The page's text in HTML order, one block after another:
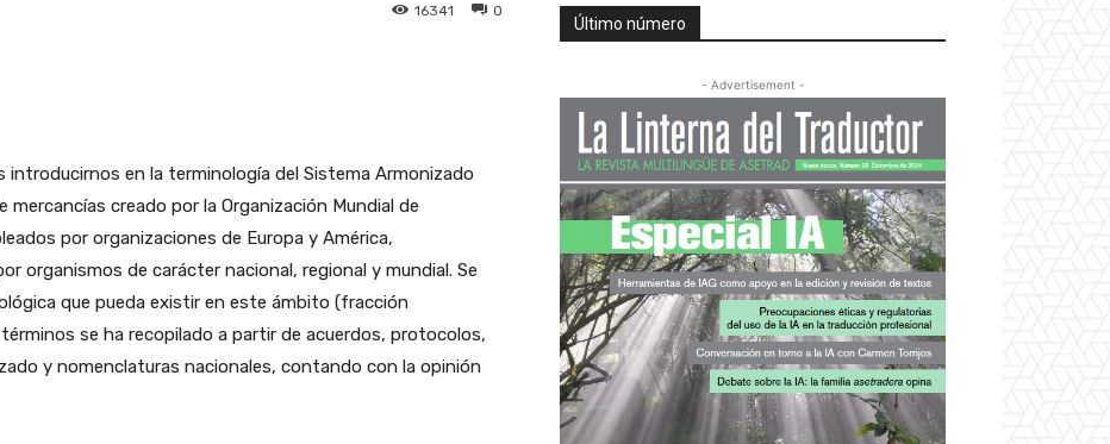
0
16341
en la terminología del Sistema Armonizado
creado por la Organización Mundial de
por organizaciones de Europa y América,
organismos de carácter nacional, regional y mundial. Se
que pueda existir en este ámbito (fracción
se ha recopilado a partir de acuerdos, protocolos,
y nomenclaturas nacionales, contando con la opinión
Último número
- Advertisement -